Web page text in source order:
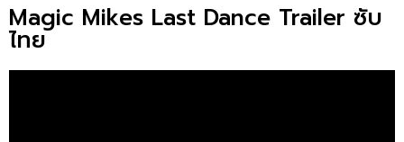
Magic Mikes Last Dance Trailer ซับ
ไทย